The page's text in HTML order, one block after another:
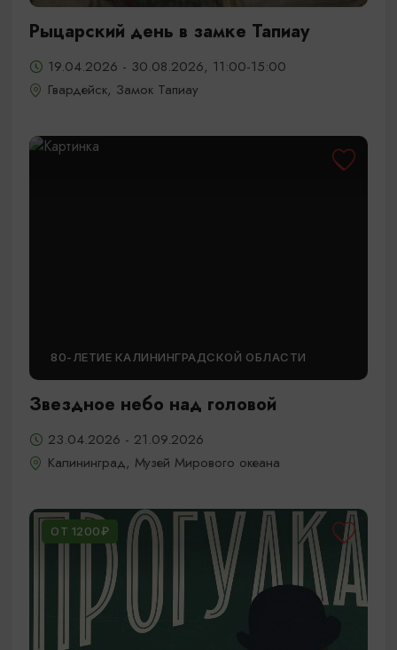
Рыцарский день в замке Тапиау
19.04.2026 - 30.08.2026, 11:00-15:00
Гвардейск, Замок Тапиау
80-ЛЕТИЕ КАЛИНИНГРАДСКОЙ ОБЛАСТИ
Звездное небо над головой
23.04.2026 - 21.09.2026
Калининград, Музей Мирового океана
ОТ 1200₽